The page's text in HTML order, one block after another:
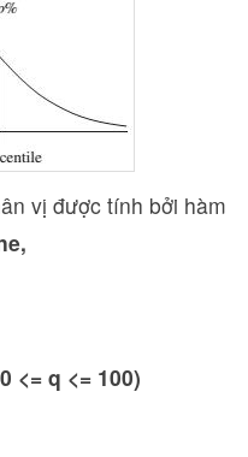
vị được tính bởi hàm
<= q <= 100)